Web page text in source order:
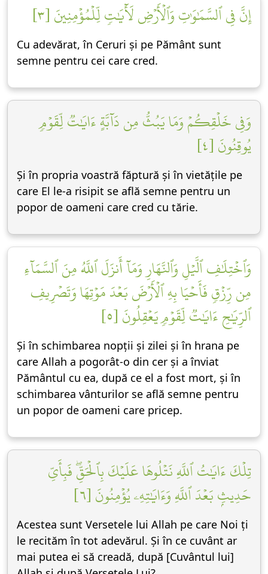
إِنَّ فِي ٱلسَّمَٰوَٰتِ وَٱلۡأَرۡضِ لَأٓيَٰتٖ لِّلۡمُؤۡمِنِينَ [٣]
Cu adevărat, în Ceruri și pe Pământ sunt
semne pentru cei care cred.
وَفِي خَلۡقِكُمۡ وَمَا يَبُثُّ مِن دَآبَّةٍ ءَايَٰتٞ لِّقَوۡمٖ
يُوقِنُونَ [٤]
Și în propria voastră făptură și în vietățile pe
care El le-a risipit se află semne pentru un
popor de oameni care cred cu tărie.
وَٱخۡتِلَٰفِ ٱلَّيۡلِ وَٱلنَّهَارِ وَمَآ أَنزَلَ ٱللَّهُ مِنَ ٱلسَّمَآءِ
مِن رِّزۡقٖ فَأَحۡيَا بِهِ ٱلۡأَرۡضَ بَعۡدَ مَوۡتِهَا وَتَصۡرِيفِ
ٱلرِّيَٰحِ ءَايَٰتٞ لِّقَوۡمٖ يَعۡقِلُونَ [٥]
Și în schimbarea nopții și zilei și în hrana pe
care Allah a pogorât-o din cer și a înviat
Pământul cu ea, după ce el a fost mort, și în
schimbarea vânturilor se află semne pentru
un popor de oameni care pricep.
تِلۡكَ ءَايَٰتُ ٱللَّهِ نَتۡلُوهَا عَلَيۡكَ بِٱلۡحَقِّۖ فَبِأَيِّ
حَدِيثِۭ بَعۡدَ ٱللَّهِ وَءَايَٰتِهِۦ يُؤۡمِنُونَ [٦]
Acestea sunt Versetele lui Allah pe care Noi ți
le recităm în tot adevărul. Și în ce cuvânt ar
mai putea ei să creadă, după [Cuvântul lui]